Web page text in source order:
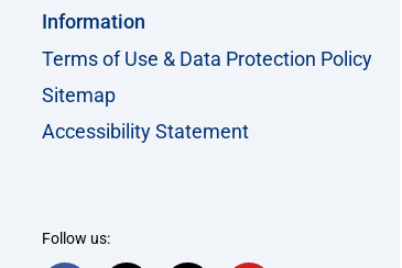
Information
Terms of Use & Data Protection Policy
Sitemap
Accessibility Statement
Follow us: